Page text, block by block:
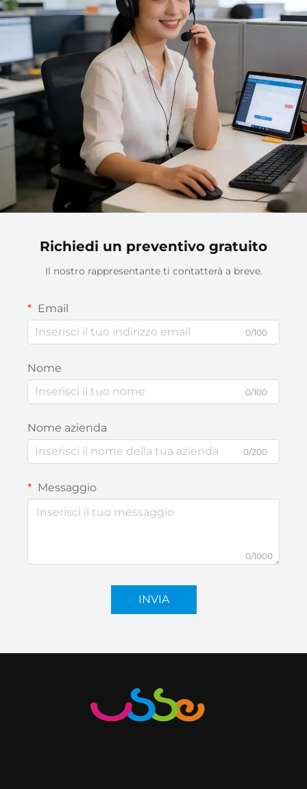
Richiedi un preventivo gratuito
Il nostro rappresentante ti contatterà a breve.
Email
0/100
Nome
0/100
Nome azienda
0/200
Messaggio
0/1000
INVIA